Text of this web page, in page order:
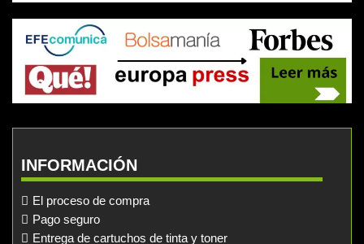
INFORMACIÓN
El proceso de compra
Pago seguro
Entrega de cartuchos de tinta y toner